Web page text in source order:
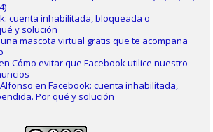
cuenta inhabilitada, bloqueada o
y solución
mascota virtual gratis que te acompaña
Cómo evitar que Facebook utilice nuestro
enFacebook: cuenta inhabilitada,
Por qué y solución